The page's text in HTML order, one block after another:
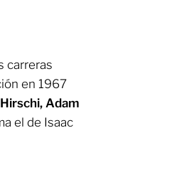
carreras
en 1967
Adam
el de Isaac